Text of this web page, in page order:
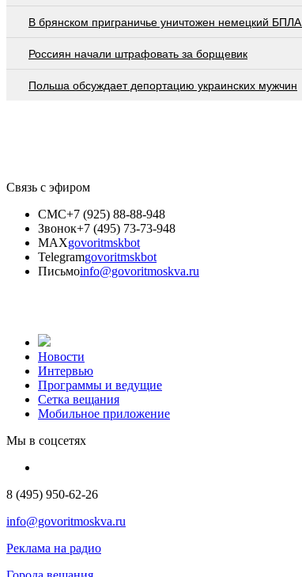
В брянском приграничье уничтожен немецкий
Россиян начали штрафовать за борщевик
Польша обсуждает депортацию украинских мужчин
Связь с эфиром
СМС+7 (925) 88-88-948
Звонок+7 (495) 73-73-948
MAXgovoritmskbot
Telegramgovoritmskbot
Письмоinfo@govoritmoskva.ru
Новости
Интервью
Программы и ведущие
Сетка вещания
Мобильное приложение
Мы в соцсетях
8 (495) 950-62-26
info@govoritmoskva.ru
Реклама на радио